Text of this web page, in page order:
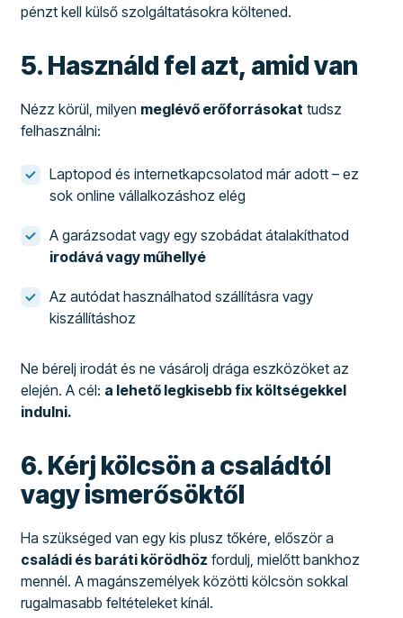
pénzt kell külső szolgáltatásokra költened.
5. Használd fel azt, amid van
Nézz körül, milyen meglévő erőforrásokat tudsz
felhasználni:
Laptopod és internetkapcsolatod már adott – ez
sok online vállalkozáshoz elég
A garázsodat vagy egy szobádat átalakíthatod
irodává vagy műhellyé
Az autódat használhatod szállításra vagy
kiszállításhoz
Ne bérelj irodát és ne vásárolj drága eszközöket az
elején. A cél: a lehető legkisebb fix költségekkel
indulni.
6. Kérj kölcsön a családtól
vagy ismerősöktől
Ha szükséged van egy kis plusz tőkére, először a
családi és baráti körödhöz fordulj, mielőtt bankhoz
mennél. A magánszemélyek közötti kölcsön sokkal
rugalmasabb feltételeket kínál.